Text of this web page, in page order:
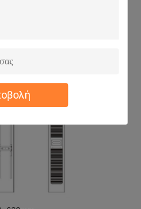
0,1 mm/s